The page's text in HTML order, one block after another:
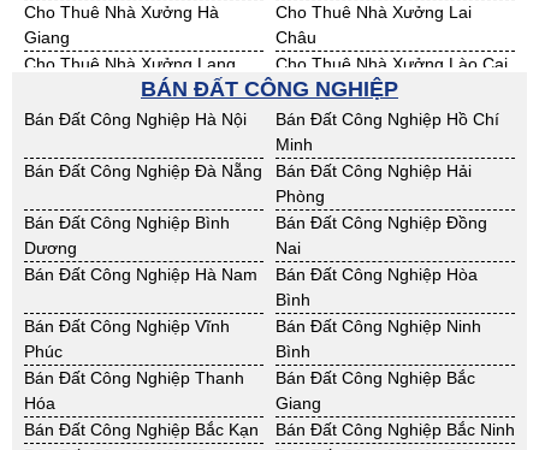
Cho Thuê Nhà Xưởng Hà
Giang
Cho Thuê Nhà Xưởng Lai
Châu
Cho Thuê Nhà Xưởng Lạng
Cho Thuê Nhà Xưởng Lào Cai
Cho Thuê Nhà Xưởng Nam
Cho Thuê Nhà Xưởng Phú Thọ
Cho Thuê Nhà Xưởng Sơn La
Cho Thuê Nhà Xưởng Thái
Bình
Cho Thuê Nhà Xưởng Thái
Nguyên
Cho Thuê Nhà Xưởng Tuyên
Quang
Cho Thuê Nhà Xưởng Yên Bái
Cho Thuê Nhà Xưởng Thừa T.
Huế
Cho Thuê Nhà Xưởng Khánh
Hoà
Cho Thuê Nhà Xưởng Lâm
Đồng
Cho Thuê Nhà Xưởng Bình
Định
Cho Thuê Nhà Xưởng Bình
Thuận
Cho Thuê Nhà Xưởng Đăk
Cho Thuê Nhà Xưởng ĐắkLắk
BÁN ĐẤT CÔNG NGHIỆP
Bán Đất Công Nghiệp Hà Nội
Bán Đất Công Nghiệp Hồ Chí
Minh
Bán Đất Công Nghiệp Đà Nẵng
Bán Đất Công Nghiệp Hải
Phòng
Bán Đất Công Nghiệp Bình
Dương
Bán Đất Công Nghiệp Đồng
Nai
Bán Đất Công Nghiệp Hà Nam
Bán Đất Công Nghiệp Hòa
Bình
Bán Đất Công Nghiệp Vĩnh
Phúc
Bán Đất Công Nghiệp Ninh
Bình
Bán Đất Công Nghiệp Thanh
Hóa
Bán Đất Công Nghiệp Bắc
Giang
Bán Đất Công Nghiệp Bắc Kạn
Bán Đất Công Nghiệp Bắc Ninh